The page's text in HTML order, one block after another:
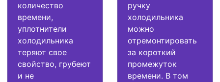
количество
времени,
уплотнители
холодильника
теряют свое
свойство, грубеют
и не
ручку
холодильника
можно
отремонтировать
за короткий
промежуток
времени. В том